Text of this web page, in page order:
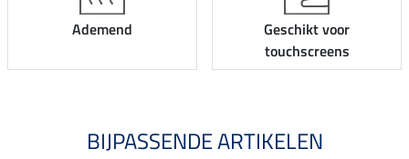
Ademend
Geschikt voor
touchscreens
BIJPASSENDE ARTIKELEN